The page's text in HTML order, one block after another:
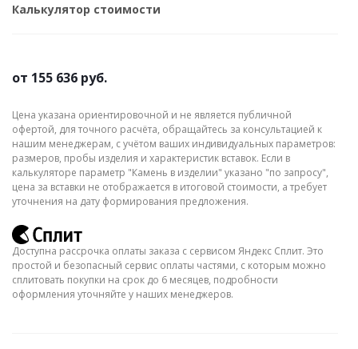
Калькулятор стоимости
от 155 636 руб.
Цена указана ориентировочной и не является публичной
офертой, для точного расчёта, обращайтесь за консультацией к
нашим менеджерам, с учётом ваших индивидуальных параметров:
размеров, пробы изделия и характеристик вставок. Если в
калькуляторе параметр "Камень в изделии" указано "по запросу",
цена за вставки не отображается в итоговой стоимости, а требует
уточнения на дату формирования предложения.
Доступна рассрочка оплаты заказа с сервисом Яндекс Сплит. Это
простой и безопасный сервис оплаты частями, с которым можно
сплитовать покупки на срок до 6 месяцев, подробности
оформления уточняйте у наших менеджеров.